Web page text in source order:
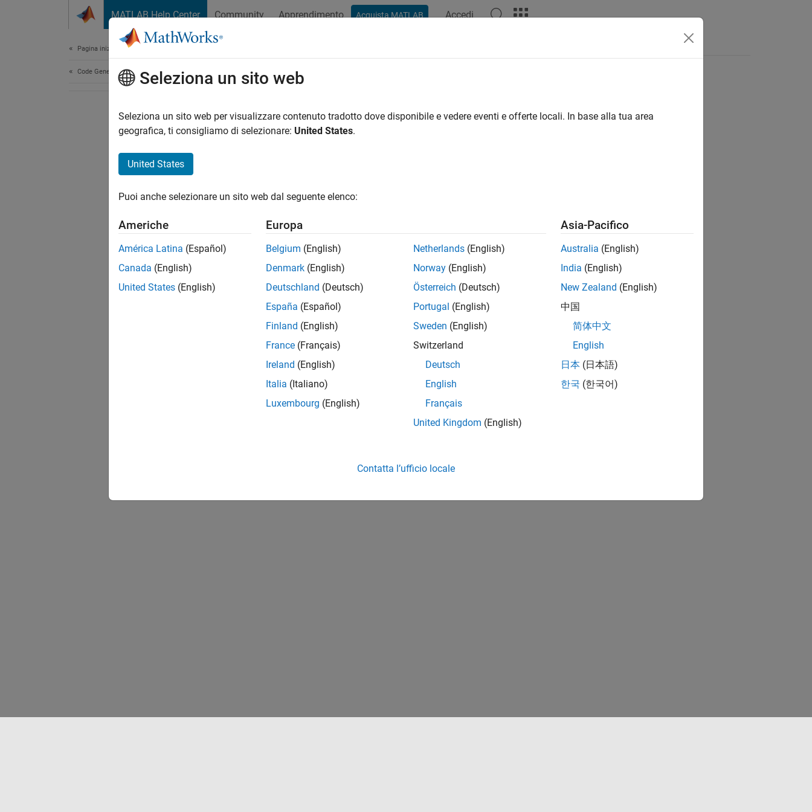
MATLAB Help Center Community Apprendimento Acquista MATLAB Accedi
Pagina iniziale della documentazione
Code Generation Seleziona un sito web
Seleziona un sito web per visualizzare contenuto tradotto dove disponibile e vedere eventi e offerte locali. In base alla tua area
geografica, ti consigliamo di selezionare: United States.
United States
Puoi anche selezionare un sito web dal seguente elenco:
Americhe
América Latina (Español)
Canada (English)
United States (English)
Europa
Belgium (English)
Denmark (English)
Deutschland (Deutsch)
España (Español)
Finland (English)
France (Français)
Ireland (English)
Italia (Italiano)
Luxembourg (English)
Netherlands (English)
Norway (English)
Österreich (Deutsch)
Portugal (English)
Sweden (English)
Switzerland
Deutsch
English
Français
United Kingdom (English)
Asia-Pacifico
Australia (English)
India (English)
New Zealand (English)
中国
简体中文
English
日本 (日本語)
한국 (한국어)
Contatta l’ufficio locale